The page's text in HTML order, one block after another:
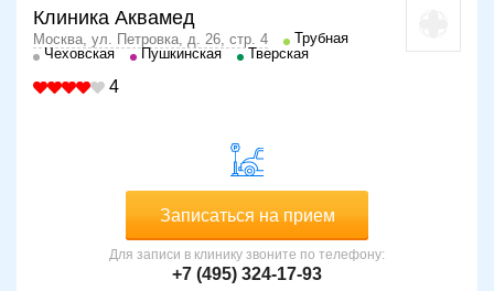
Клиника Аквамед
Москва, ул. Петровка, д. 26, стр. 4
Трубная
Чеховская
Пушкинская Тверская
4
Записаться на прием
Для записи в клинику звоните по телефону:
+7 (495) 324-17-93